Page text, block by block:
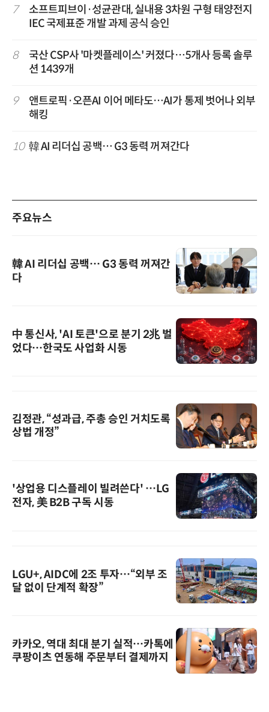
7
소프트피브이·성균관대, 실내용 3차원 구형 태양전지
IEC 국제표준 개발 과제 공식 승인
8
국산 CSP사 '마켓플레이스' 커졌다…5개사 등록 솔루
션 1439개
9
앤트로픽·오픈AI 이어 메타도…AI가 통제 벗어나 외부
해킹
10 韓 AI 리더십 공백… G3 동력 꺼져간다
주요뉴스
韓 AI 리더십 공백… G3 동력 꺼져간
다
中 통신사, 'AI 토큰'으로 분기 2兆 벌
었다…한국도 사업화 시동
김정관, “성과급, 주총 승인 거치도록
상법 개정”
'상업용 디스플레이 빌려쓴다' …LG
전자, 美 B2B 구독 시동
LGU+, AIDC에 2조 투자…“외부 조
달 없이 단계적 확장”
카카오, 역대 최대 분기 실적…카톡에
쿠팡이츠 연동해 주문부터 결제까지